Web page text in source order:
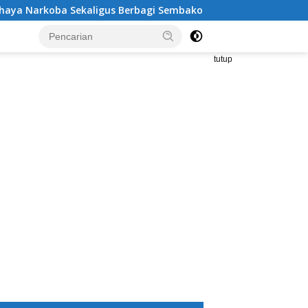
Sekaligus Berbagi Sembako Kritik Tajam Sekda
tutup